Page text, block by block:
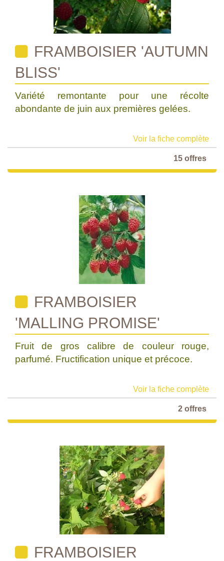
FRAMBOISIER 'AUTUMN
BLISS'
Variété remontante pour une récolte
abondante de juin aux premières gelées.
Voir la fiche complète
15 offres
FRAMBOISIER
'MALLING PROMISE'
Fruit de gros calibre de couleur rouge,
parfumé. Fructification unique et précoce.
Voir la fiche complète
2 offres
FRAMBOISIER